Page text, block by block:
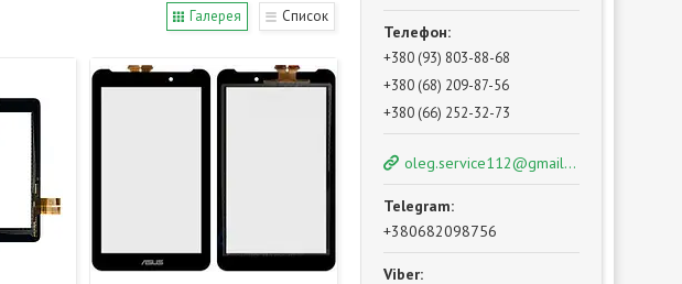
Галерея Список
+380 (93) 803-88-68
+380 (68) 209-87-56
+380 (66) 252-32-73
oleg.service112@gmail.com
+380682098756